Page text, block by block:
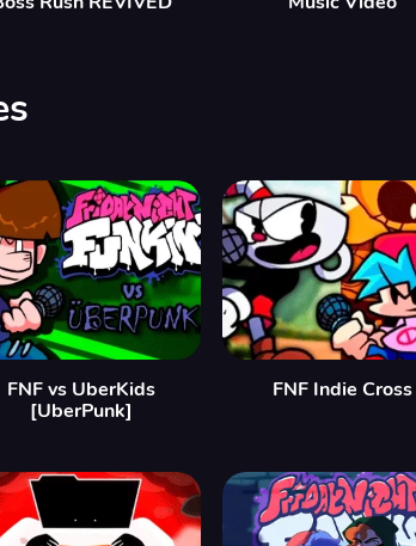
FNF vs UberKids
[UberPunk]
FNF Indie Cross